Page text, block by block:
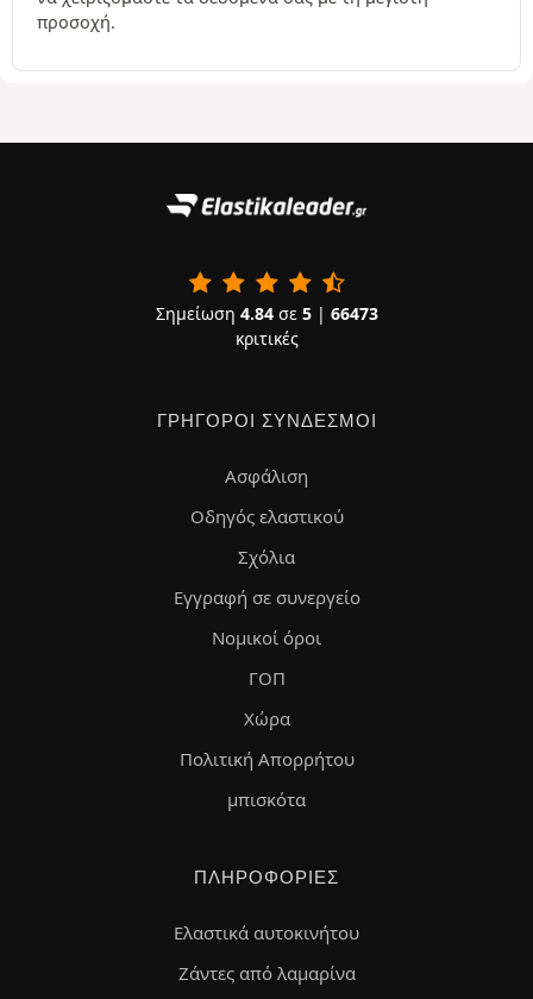
προσοχή.
Σημείωση 4.84σε 5| 66473
κριτικές
ΓΡΉΓΟΡΟΙ ΣΎΝΔΕΣΜΟΙ
Ασφάλιση
Οδηγός ελαστικού
Σχόλια
Εγγραφή σε συνεργείο
Νομικοί όροι
ΓΟΠ
Χώρα
Πολιτική Απορρήτου
μπισκότα
ΠΛΗΡΟΦΟΡΊΕΣ
Ελαστικά αυτοκινήτου
Ζάντες από λαμαρίνα